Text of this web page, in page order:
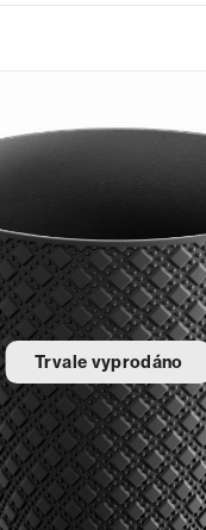
Trvale vyprodáno